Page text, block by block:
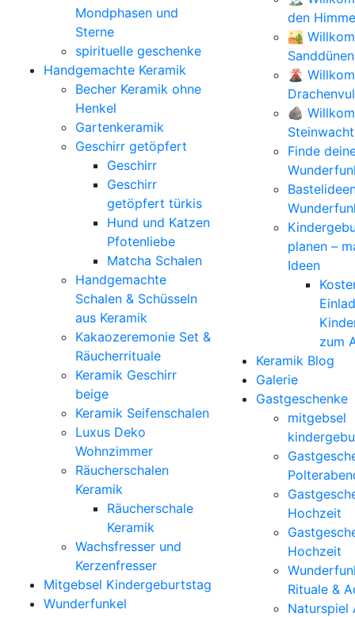
Mondphasen und
Sterne
spirituelle geschenke
Handgemachte Keramik
Becher Keramik ohne
Henkel
Gartenkeramik
Geschirr getöpfert
Geschirr
Geschirr
getöpfert türkis
Hund und Katzen
Pfotenliebe
Matcha Schalen
Handgemachte
Schalen & Schüsseln
aus Keramik
Kakaozeremonie Set &
Räucherrituale
Keramik Geschirr
beige
Keramik Seifenschalen
Luxus Deko
Wohnzimmer
Räucherschalen
Keramik
Räucherschale
Keramik
Wachsfresser und
Kerzenfresser
Mitgebsel Kindergeburtstag
Wunderfunkel
den
🏜️
Sanddünen
🌋
🪨
Steinwacht
Finde
planen –
Ideen
zum
Keramik Blog
Galerie
Gastgeschenke
mitgebsel
Hochzeit
Hochzeit
Rituale &
Naturspiel